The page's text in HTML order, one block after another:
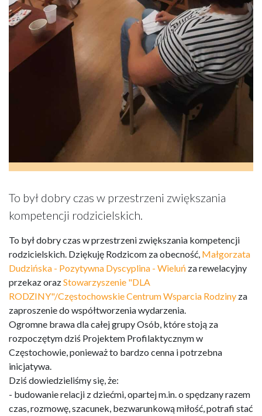
To był dobry czas w przestrzeni zwiększania
kompetencji rodzicielskich.
To był dobry czas w przestrzeni zwiększania kompetencji
rodzicielskich. Dziękuję Rodzicom za obecność, Małgorzata
Dudzińska - Pozytywna Dyscyplina - Wieluń za rewelacyjny
przekaz orazStowarzyszenie "DLA
RODZINY"/Częstochowskie Centrum Wsparcia Rodziny za
zaproszenie do współtworzenia wydarzenia.
Ogromne brawa dla całej grupy Osób, które stoją za
rozpoczętym dziś Projektem Profilaktycznym w
Częstochowie, ponieważ to bardzo cenna i potrzebna
inicjatywa.
Dziś dowiedzieliśmy się, że:
- budowanie relacji z dziećmi, opartej m.in. o spędzany razem
czas, rozmowę, szacunek, bezwarunkową miłość, potrafi stać